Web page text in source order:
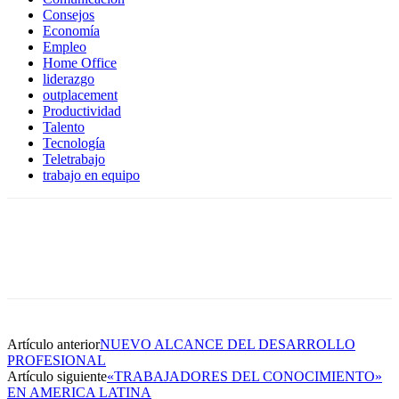
Consejos
Economía
Empleo
Home Office
liderazgo
outplacement
Productividad
Talento
Tecnología
Teletrabajo
trabajo en equipo
Artículo anteriorNUEVO ALCANCE DEL DESARROLLO
PROFESIONAL
Artículo siguiente«TRABAJADORES DEL CONOCIMIENTO»
EN AMERICA LATINA